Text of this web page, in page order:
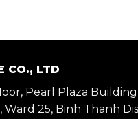
CO., LTD
Pearl Plaza Building,
Ward 25, Binh Thanh